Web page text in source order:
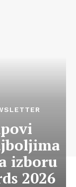
izboru
2026